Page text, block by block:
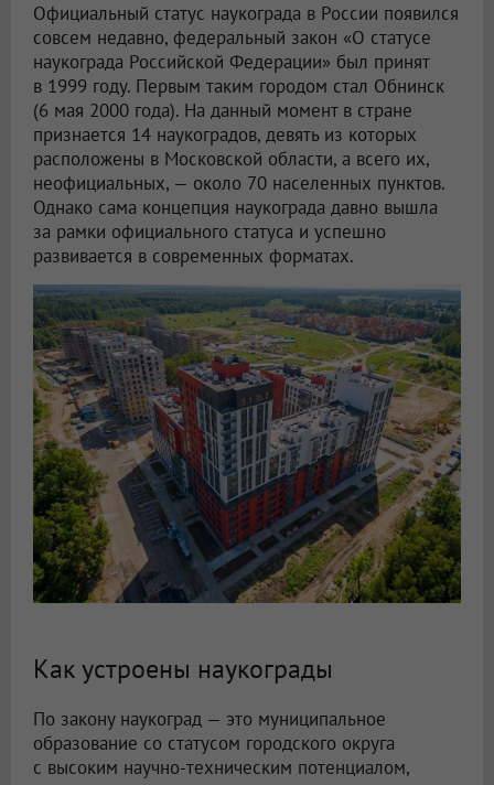
Официальный статус наукограда в России появился
совсем недавно, федеральный закон «О статусе
наукограда Российской Федерации» был принят
в 1999 году. Первым таким городом стал Обнинск
(6 мая 2000 года). На данный момент в стране
признается 14 наукоградов, девять из которых
расположены в Московской области, а всего их,
неофициальных, — около 70 населенных пунктов.
Однако сама концепция наукограда давно вышла
за рамки официального статуса и успешно
развивается в современных форматах.
Как устроены наукограды
По закону наукоград — это муниципальное
образование со статусом городского округа
с высоким научно-техническим потенциалом,